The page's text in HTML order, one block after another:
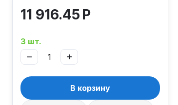
11 916.45 Р
3 шт.
+
−
В корзину